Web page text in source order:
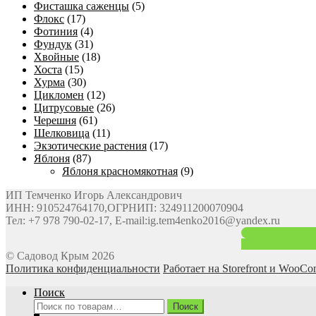
Фисташка саженцы (5)
Флокс (17)
Фотиния (4)
Фундук (31)
Хвойные (18)
Хоста (15)
Хурма (30)
Цикломен (12)
Цитрусовые (26)
Черешня (61)
Шелковица (11)
Экзотические растения (17)
Яблоня (87)
Яблоня красномякотная (9)
ИП Темченко Игорь Александрович
ИНН: 910524764170,ОГРНИП: 324911200070904
Тел: +7 978 790-02-17, E-mail:ig.tem4enko2016@yandex.ru
© Садовод Крым 2026
Политика конфиденциальности Работает на Storefront и
Поиск
Искать:
Поиск